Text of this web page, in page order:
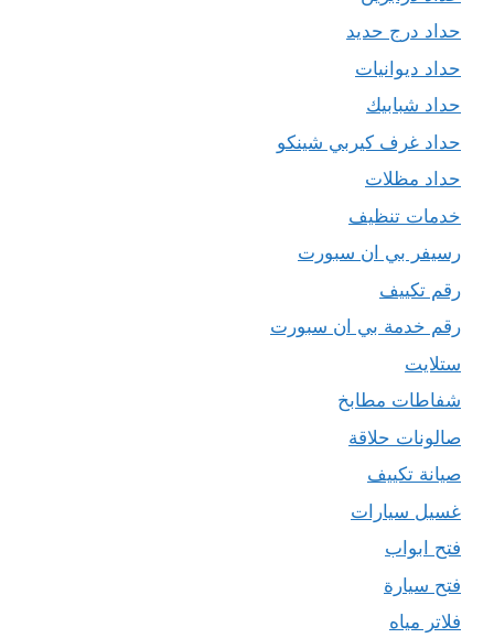
حداد درج حديد
حداد ديوانيات
حداد شبابيك
حداد غرف كيربي شينكو
حداد مظلات
خدمات تنظيف
رسيفر بي ان سبورت
رقم تكييف
رقم خدمة بي ان سبورت
ستلايت
شفاطات مطابخ
صالونات حلاقة
صيانة تكييف
غسيل سيارات
فتح ابواب
فتح سيارة
فلاتر مياه